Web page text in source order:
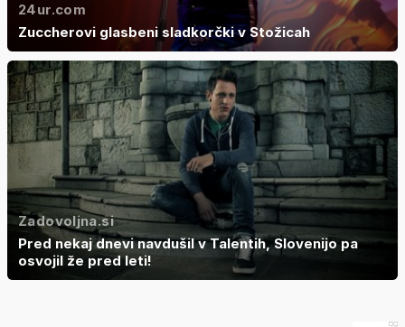
24ur.com
Zuccherovi glasbeni sladkorčki v Stožicah
Zadovoljna.si
Pred nekaj dnevi navdušil v Talentih, Slovenijo pa
osvojil že pred leti!